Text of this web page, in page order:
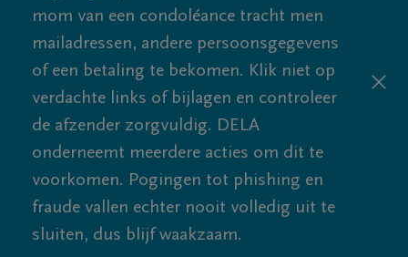
mom van een condoléance tracht men
mailadressen, andere persoonsgegevens
of een betaling te bekomen. Klik niet op
verdachte links of bijlagen en controleer
de afzender zorgvuldig. DELA
onderneemt meerdere acties om dit te
voorkomen. Pogingen tot phishing en
fraude vallen echter nooit volledig uit te
sluiten, dus blijf waakzaam.